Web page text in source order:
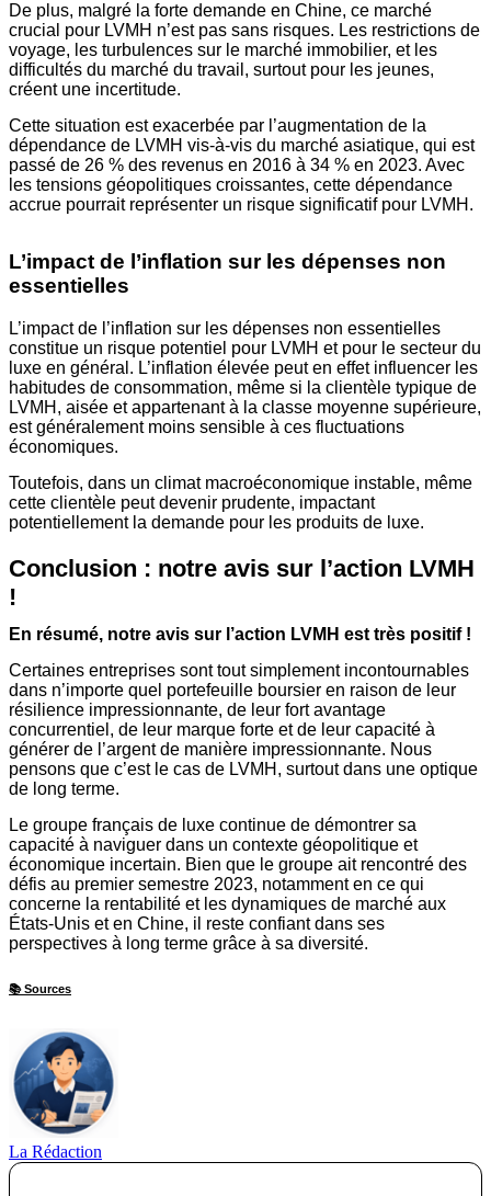
De plus, malgré la forte demande en Chine, ce marché
crucial pour LVMH n’est pas sans risques. Les restrictions de
voyage, les turbulences sur le marché immobilier, et les
difficultés du marché du travail, surtout pour les jeunes,
créent une incertitude.
Cette situation est exacerbée par l’augmentation de la
dépendance de LVMH vis-à-vis du marché asiatique, qui est
passé de 26 % des revenus en 2016 à 34 % en 2023. Avec
les tensions géopolitiques croissantes, cette dépendance
accrue pourrait représenter un risque significatif pour LVMH.
L’impact de l’inflation sur les dépenses non
essentielles
L’impact de l’inflation sur les dépenses non essentielles
constitue un risque potentiel pour LVMH et pour le secteur du
luxe en général. L’inflation élevée peut en effet influencer les
habitudes de consommation, même si la clientèle typique de
LVMH, aisée et appartenant à la classe moyenne supérieure,
est généralement moins sensible à ces fluctuations
économiques.
Toutefois, dans un climat macroéconomique instable, même
cette clientèle peut devenir prudente, impactant
potentiellement la demande pour les produits de luxe.
Conclusion : notre avis sur l’action LVMH
!
En résumé, notre avis sur l’action LVMH est très positif !
Certaines entreprises sont tout simplement incontournables
dans n’importe quel portefeuille boursier en raison de leur
résilience impressionnante, de leur fort avantage
concurrentiel, de leur marque forte et de leur capacité à
générer de l’argent de manière impressionnante. Nous
pensons que c’est le cas de LVMH, surtout dans une optique
de long terme.
Le groupe français de luxe continue de démontrer sa
capacité à naviguer dans un contexte géopolitique et
économique incertain. Bien que le groupe ait rencontré des
défis au premier semestre 2023, notamment en ce qui
concerne la rentabilité et les dynamiques de marché aux
États-Unis et en Chine, il reste confiant dans ses
perspectives à long terme grâce à sa diversité.
📚 Sources
La Rédaction